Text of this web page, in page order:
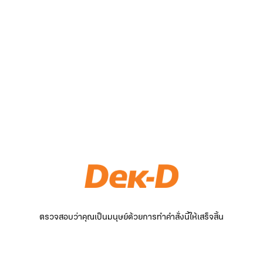
ตรวจสอบว่าคุณเป็นมนุษย์ด้วยการทำคำสั่งนี้ให้เสร็จสิ้น